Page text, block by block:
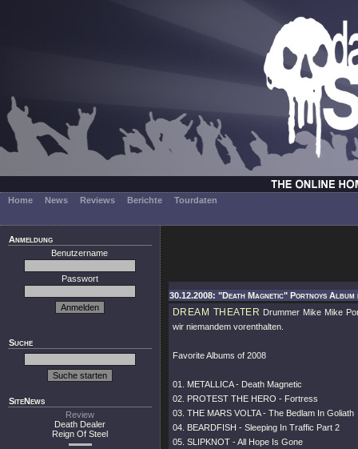
Home News Reviews Berichte Tourdaten
Anmeldung
Benutzername
Passwort
Suche
SiteNews
Review
Death Dealer
Reign Of Steel
30.12.2008: "Death Magnetic" Portnoys Album
DREAM THEATER Drummer Mike Mike
wir niemandem vorenthalten.
Favorite Albums of 2008
01. METALLICA - Death Magnetic
02. PROTEST THE HERO - Fortress
03. THE MARS VOLTA - The Bedlam In Goliath
04. BEARDFISH - Sleeping In Traffic Part 2
05. SLIPKNOT - All Hope Is Gone